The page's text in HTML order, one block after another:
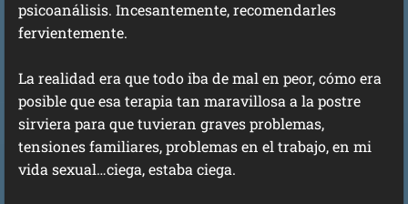
psicoanálisis. Incesantemente, recomendarles
fervientemente.
La realidad era que todo iba de mal en peor, cómo era
posible que esa terapia tan maravillosa a la postre
sirviera para que tuvieran graves problemas,
tensiones familiares, problemas en el trabajo, en mi
vida sexual…ciega, estaba ciega.